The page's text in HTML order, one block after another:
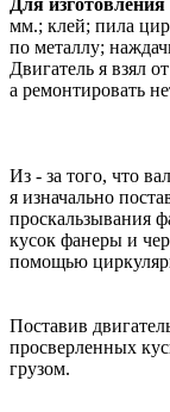
Для
мм.; клей; пила
по металлу;
Двигатель я взял
а ремонтировать
Из - за того, что
я изначально
проскальзывания
кусок фанеры и
помощью
Поставив
просверленных
грузом.